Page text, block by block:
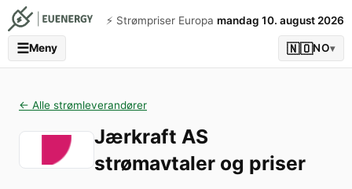
⚡️ Strømpriser Europa mandag 10. august 2026
☰Meny 🇳🇴NO▾
← Alle strømleverandører
Jærkraft AS
strømavtaler og priser